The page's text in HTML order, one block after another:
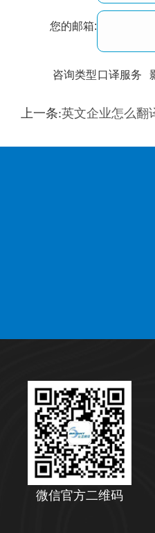
您的邮箱:
咨询类型口译服务
训翻译 标
上一条:英文企业怎么翻
微信官方二维码